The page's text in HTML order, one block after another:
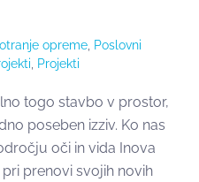
opreme, Poslovni
, Projekti
togo stavbo v prostor,
poseben izziv. Ko nas
oči in vida Inova
prenovi svojih novih